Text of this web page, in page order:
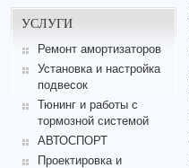
УСЛУГИ
Ремонт амортизаторов
Установка и настройка
подвесок
Тюнинг и работы с
тормозной системой
АВТОСПОРТ
Проектировка и